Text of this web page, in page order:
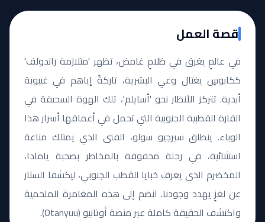
قصة العمل
في عالمٍ يغرق في ظلامٍ غامض، تظهر 'متلازمة راندولف'
ككابوسٍ يغتال وعي البشرية، تاركةً إياهم في غيبوبة
أبدية. تتركز الأنظار نحو 'أسايلم'، تلك الهوة السحيقة في
القارة القطبية الجنوبية التي تحمل في أعماقها أسرار هذا
الوباء. ينطلق سيرجيو سولو، الفتى الذي يمتلك مناعة
استثنائية، في رحلة محفوفة بالمخاطر بصحبة يامادا،
المخضرم الذي يعرف خبايا القطب الجنوبي، ليكشفا الستار
عن لغزٍ يهدد وجودنا. انضم إلى هذه المغامرة الملحمية
واكتشف الحقيقة كاملة عبر منصة أوتانيو (Otanyuu).